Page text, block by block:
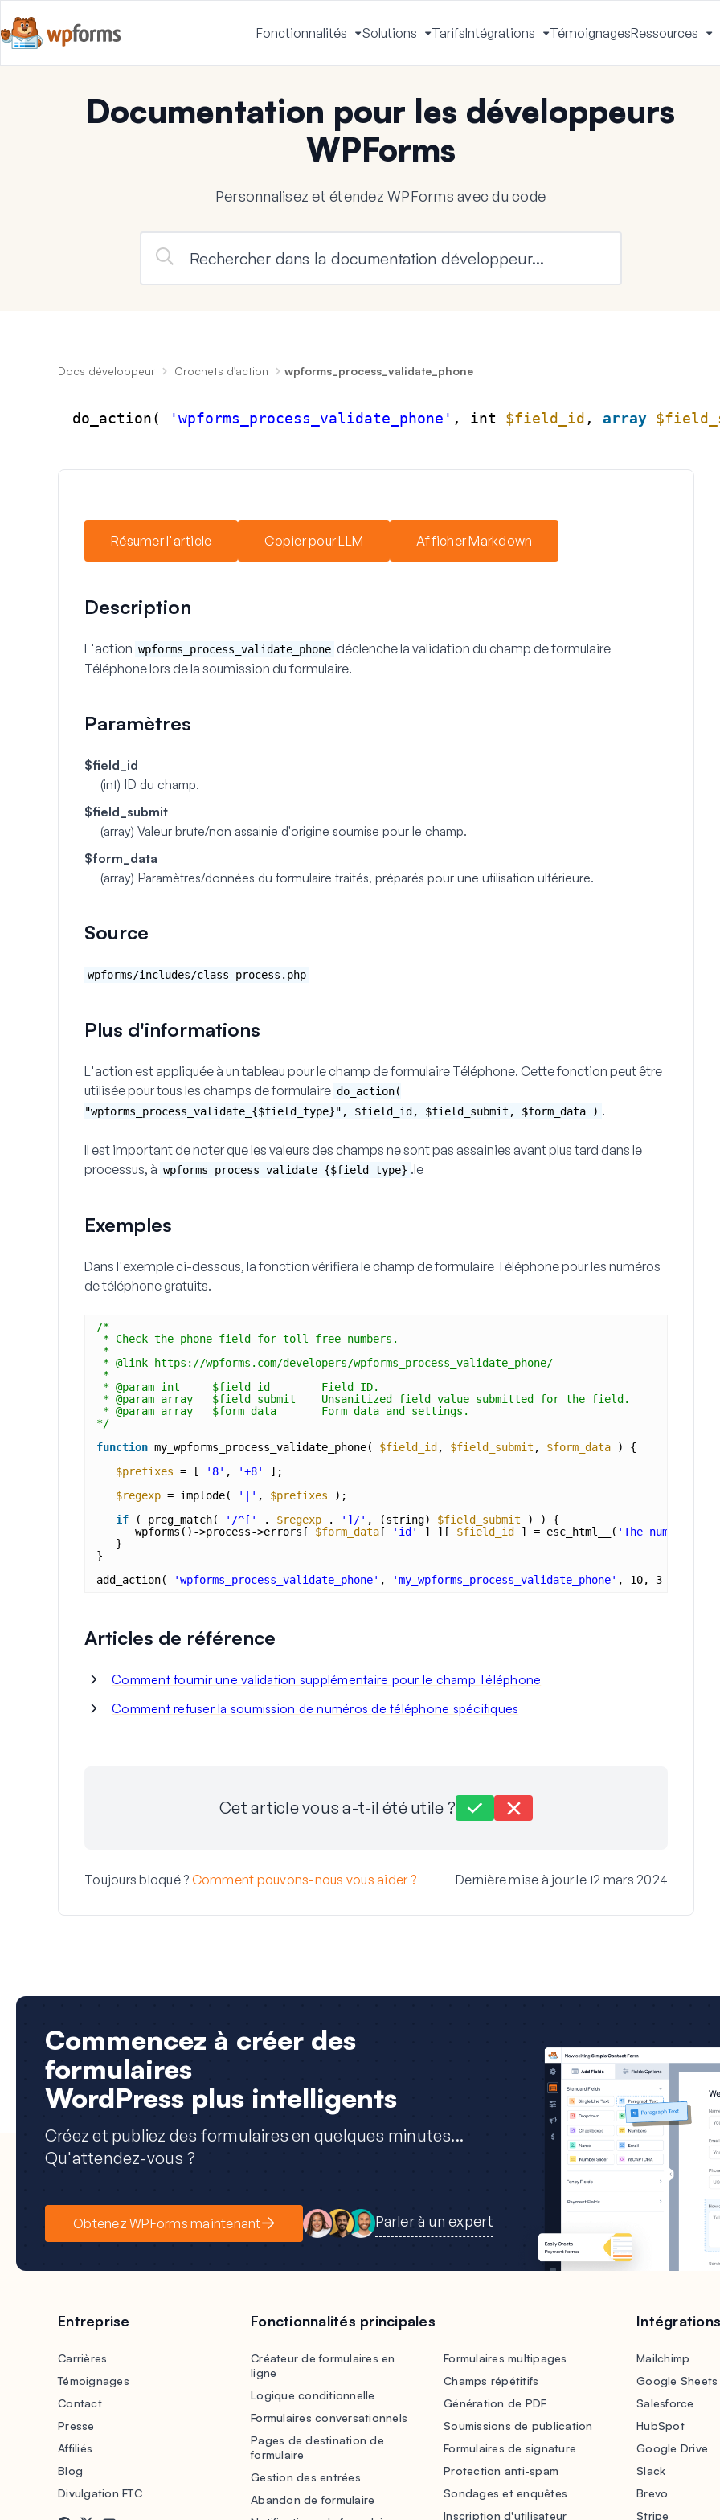
Fonctionnalités
Activer
le
Solutions
Activer
le
TarifsIntégrations
Activer
le
TémoignagesRessources
le
Documentation pour les développeurs
WPForms
Personnalisez et étendez WPForms avec du code
Docs développeur Crochets d'action wpforms_process_validate_phone
do_action( 'wpforms_process_validate_phone' , int $field_id , array
Résumer l'article Copier pour LLM Afficher Markdown
Description
L'action wpforms_process_validate_phone déclenche la validation du champ de formulaire
Téléphonelors de la soumission du formulaire.
Paramètres
$field_id
(int) ID du champ.
$field_submit
(array) Valeur brute/non assainie d'origine soumise pour le champ.
$form_data
(array) Paramètres/données du formulaire traités, préparés pour une utilisation ultérieure.
Source
wpforms/includes/class-process.php
Plus d'informations
L'action est appliquée à un tableau pour le champ de formulaire Téléphone. Cette fonction peut être
utilisée pour tous les champs de formulaire do_action(
"wpforms_process_validate_{$field_type}", $field_id, $field_submit, $form_data ) .
Il est important de noter que les valeurs des champs ne sont pas assainies avant plus tard dans le
processus, à wpforms_process_validate_{$field_type} .le
Exemples
Dans l'exemple ci-dessous, la fonction vérifiera le champ de formulaire Téléphonepour les numéros
de téléphone gratuits.
/*
* Check the phone field for toll-free numbers.
*
* @link https://wpforms.com/developers/wpforms_process_validate_phone/
*
* @param int     $field_id        Field ID.
* @param array   $field_submit    Unsanitized field value submitted for the field.
* @param array   $form_data       Form data and settings.
*/
function my_wpforms_process_validate_phone( $field_id , $field_submit , $form_data
) {
$prefixes = [ '8' , '+8'
];
$regexp = implode( '|' , $prefixes
);
if
( preg_match( '/^[' . $regexp . ']/' , (string) $field_submit
) ) {
wpforms()->process->errors[ $form_data [ 'id' ] ][ $field_id ] = esc_html__( 'The number
}
}
add_action(
'wpforms_process_validate_phone' , 'my_wpforms_process_validate_phone' , 10, 3 );
Articles de référence
Comment fournir une validation supplémentaire pour le champ Téléphone
Comment refuser la soumission de numéros de téléphone spécifiques
Cet article vous a-t-il été utile ?
Toujours bloqué ? Comment pouvons-nous vous aider ? Dernière mise à jour le 12 mars 2024
Commencez à créer des
formulaires
WordPress plus intelligents
Créez et publiez des formulaires en quelques minutes...
Qu'attendez-vous ?
Obtenez WPForms maintenant Parler à un expert
Entreprise
Carrières
Témoignages
Contact
Presse
Affiliés
Blog
Divulgation FTC
Fonctionnalités principales
Créateur de formulaires en
ligne
Logique conditionnelle
Formulaires conversationnels
Pages de destination de
formulaire
Gestion des entrées
Abandon de formulaire
Formulaires multipages
Champs répétitifs
Génération de PDF
Soumissions de publication
Formulaires de signature
Protection anti-spam
Sondages et enquêtes
Inscription d'utilisateur
Intégrations
Mailchimp
Google Sheets
Salesforce
HubSpot
Google Drive
Slack
Brevo
Stripe